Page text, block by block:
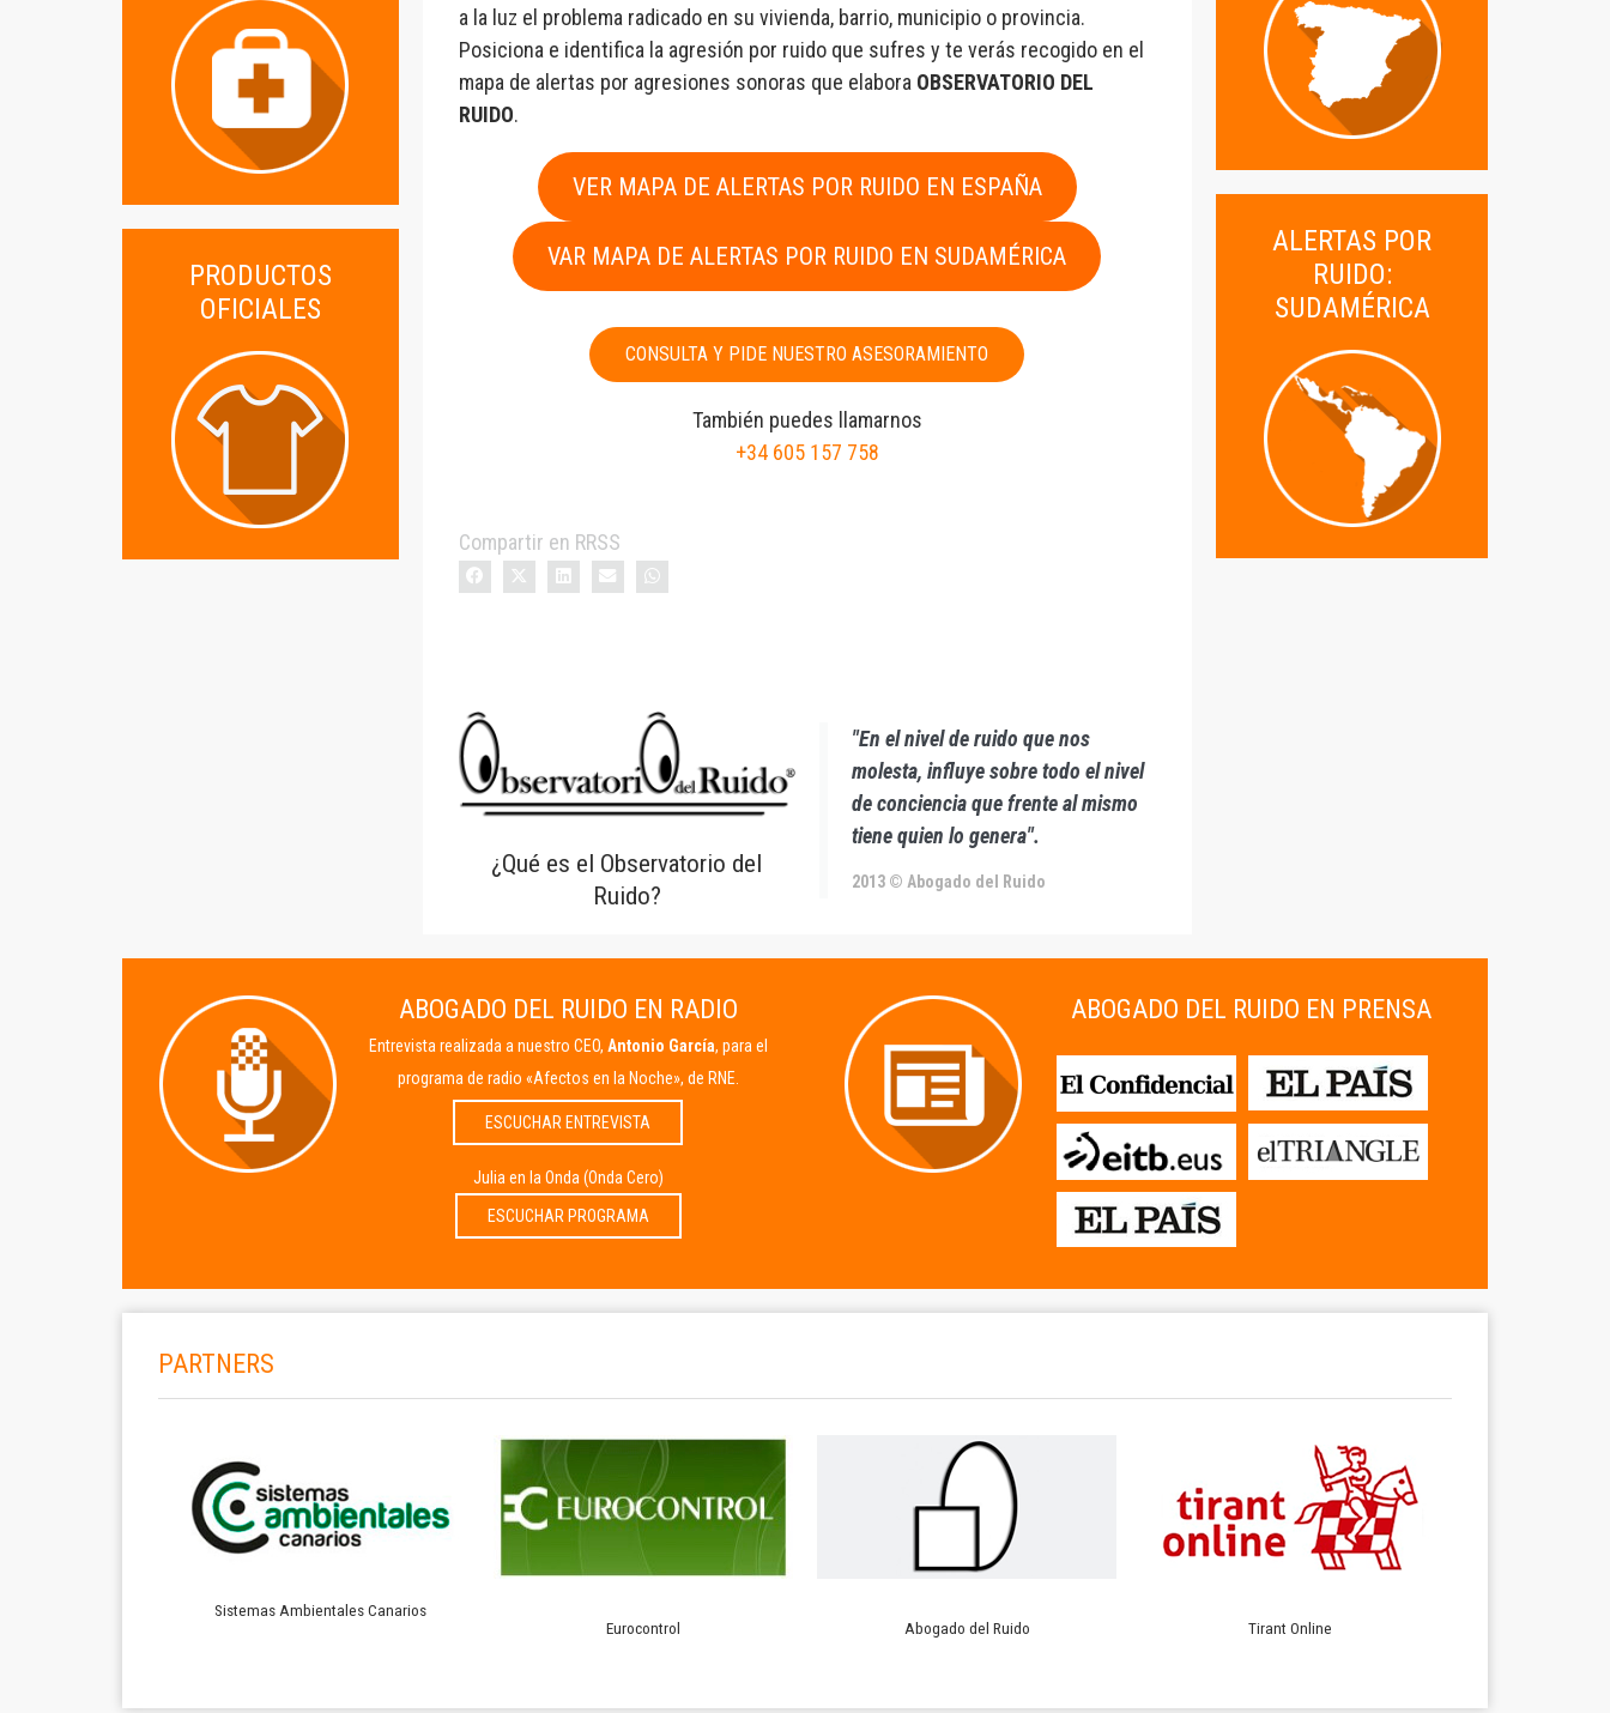
PRODUCTOS
OFICIALES
a la luz el problema radicado en su vivienda, barrio, municipio o provincia.
Posiciona e identifica la agresión por ruido que sufres y te verás recogido en el
mapa de alertas por agresiones sonoras que elabora OBSERVATORIO DEL
RUIDO.
VER MAPA DE ALERTAS POR RUIDO EN ESPAÑA
VAR MAPA DE ALERTAS POR RUIDO EN SUDAMÉRICA
CONSULTA Y PIDE NUESTRO ASESORAMIENTO
También puedes llamarnos
+34 605 157 758
Compartir en RRSS
¿Qué es el Observatorio del
Ruido?
"En el nivel de ruido que nos
molesta, influye sobre todo el nivel
de conciencia que frente al mismo
tiene quien lo genera".
2013 © Abogado del Ruido
ALERTAS POR
RUIDO:
SUDAMÉRICA
ABOGADO DEL RUIDO EN RADIO
Entrevista realizada a nuestro CEO, Antonio García, para el
programa de radio «Afectos en la Noche», de RNE.
ESCUCHAR ENTREVISTA
Julia en la Onda (Onda Cero)
ESCUCHAR PROGRAMA
ABOGADO DEL RUIDO EN PRENSA
PARTNERS
Sistemas Ambientales Canarios
Eurocontrol
Abogado del Ruido Tirant Online